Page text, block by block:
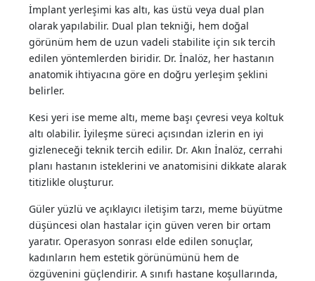
İmplant yerleşimi kas altı, kas üstü veya dual plan
olarak yapılabilir. Dual plan tekniği, hem doğal
görünüm hem de uzun vadeli stabilite için sık tercih
edilen yöntemlerden biridir. Dr. İnalöz, her hastanın
anatomik ihtiyacına göre en doğru yerleşim şeklini
belirler.
Kesi yeri ise meme altı, meme başı çevresi veya koltuk
altı olabilir. İyileşme süreci açısından izlerin en iyi
gizleneceği teknik tercih edilir. Dr. Akın İnalöz, cerrahi
planı hastanın isteklerini ve anatomisini dikkate alarak
titizlikle oluşturur.
Güler yüzlü ve açıklayıcı iletişim tarzı, meme büyütme
düşüncesi olan hastalar için güven veren bir ortam
yaratır. Operasyon sonrası elde edilen sonuçlar,
kadınların hem estetik görünümünü hem de
özgüvenini güçlendirir. A sınıfı hastane koşullarında,